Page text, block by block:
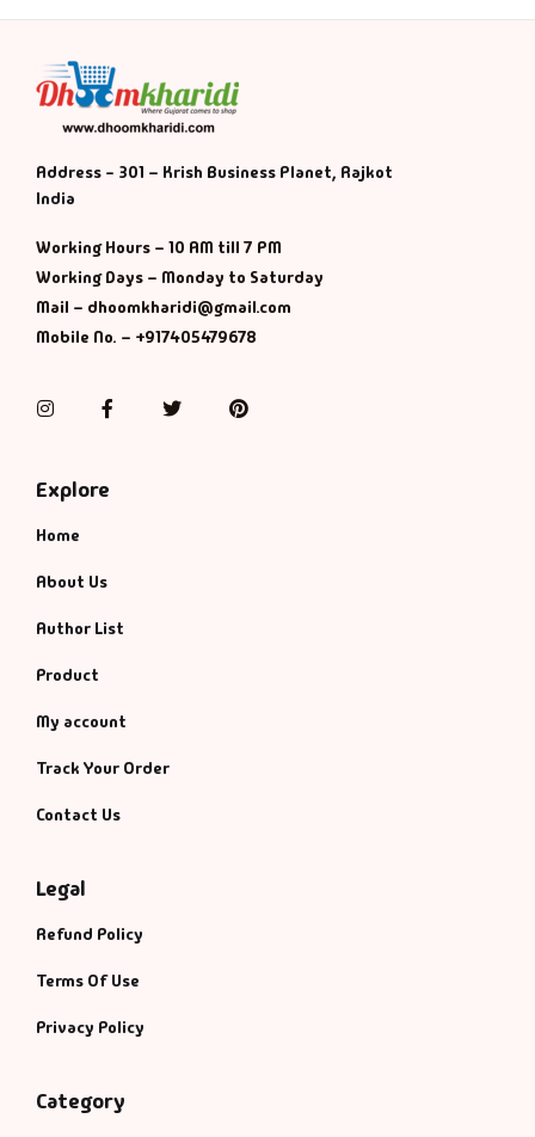
Address - 301 – Krish Business Planet, Rajkot
India
Working Hours – 10 AM till 7 PM
Working Days – Monday to Saturday
Mail – dhoomkharidi@gmail.com
Mobile No. – +917405479678
InstagramFacebookTwitterPinterest
Explore
Home
About Us
Author List
Product
My account
Track Your Order
Contact Us
Legal
Refund Policy
Terms Of Use
Privacy Policy
Category